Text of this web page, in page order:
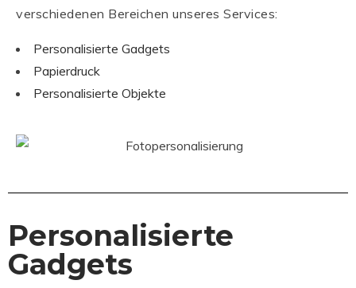
verschiedenen Bereichen unseres Services:
Personalisierte Gadgets
Papierdruck
Personalisierte Objekte
Personalisierte
Gadgets